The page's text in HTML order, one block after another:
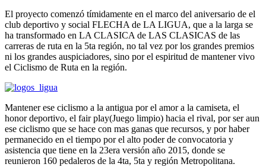
El proyecto comenzó tímidamente en el marco del aniversario de el
club deportivo y social FLECHA de LA LIGUA, que a la larga se
ha transformado en LA CLASICA de LAS CLASICAS de las
carreras de ruta en la 5ta región, no tal vez por los grandes premios
ni los grandes auspiciadores, sino por el espiritud de mantener vivo
el Ciclismo de Ruta en la región.
Mantener ese ciclismo a la antigua por el amor a la camiseta, el
honor deportivo, el fair play(Juego limpio) hacia el rival, por ser aun
ese ciclismo que se hace con mas ganas que recursos, y por haber
permanecido en el tiempo por el alto poder de convocatoria y
asistencia que tiene en la 23era versión año 2015, donde se
reunieron 160 pedaleros de la 4ta, 5ta y región Metropolitana.